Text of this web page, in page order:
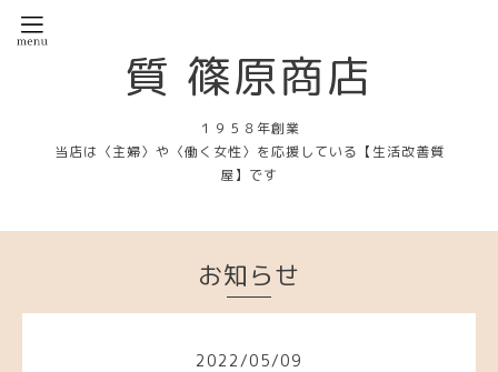
質 篠原商店
１９５８年創業
当店は〈主婦〉や〈働く女性〉を応援している【生活改善質
屋】です
お知らせ
2022/05/09